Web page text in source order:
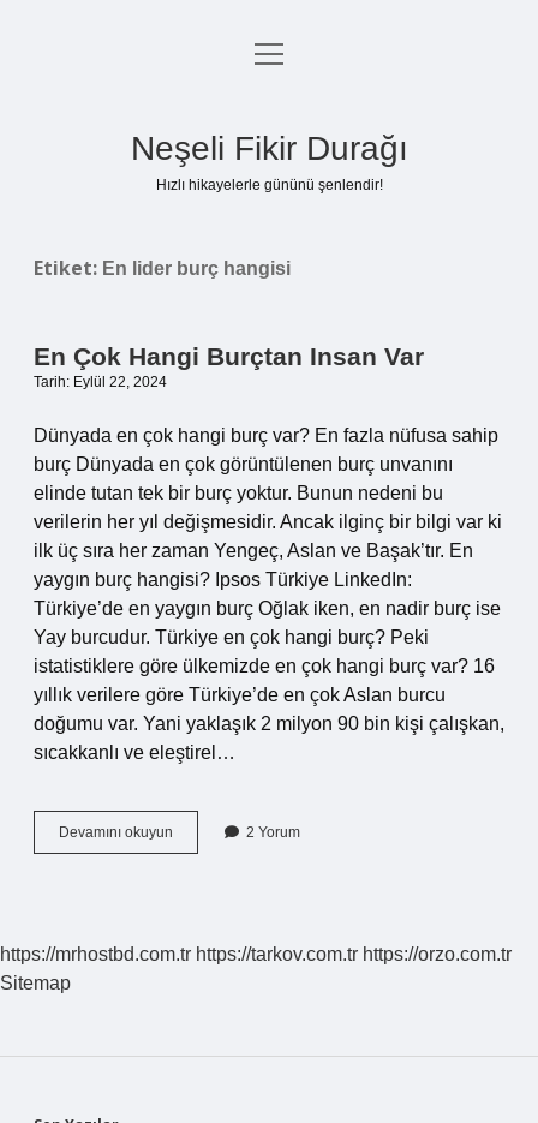
Anasayfa
menüyü
Neşeli Fikir Durağı
Hızlı hikayelerle gününü şenlendir!
Etiket: En lider burç hangisi
En Çok Hangi Burçtan Insan Var
Tarih: Eylül 22, 2024
Dünyada en çok hangi burç var? En fazla nüfusa sahip
burç Dünyada en çok görüntülenen burç unvanını
elinde tutan tek bir burç yoktur. Bunun nedeni bu
verilerin her yıl değişmesidir. Ancak ilginç bir bilgi var ki
ilk üç sıra her zaman Yengeç, Aslan ve Başak’tır. En
yaygın burç hangisi? Ipsos Türkiye LinkedIn:
Türkiye’de en yaygın burç Oğlak iken, en nadir burç ise
Yay burcudur. Türkiye en çok hangi burç? Peki
istatistiklere göre ülkemizde en çok hangi burç var? 16
yıllık verilere göre Türkiye’de en çok Aslan burcu
doğumu var. Yani yaklaşık 2 milyon 90 bin kişi çalışkan,
sıcakkanlı ve eleştirel…
Devamını okuyun
Çok
2 Yorum
https://mrhostbd.com.tr https://tarkov.com.tr https://orzo.com.tr
Sitemap